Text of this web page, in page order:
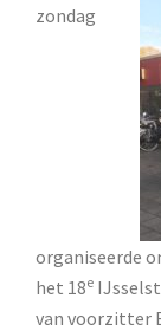
zondag
organiseerde
het 18e
van voorzitter